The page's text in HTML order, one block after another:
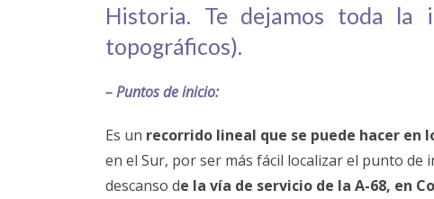
Historia. Te dejamos toda la
topográficos).
– Puntos de inicio:
Es un recorrido lineal que se puede hacer en
en el Sur, por ser más fácil localizar el punto de
descanso de la vía de servicio de la A-68, en